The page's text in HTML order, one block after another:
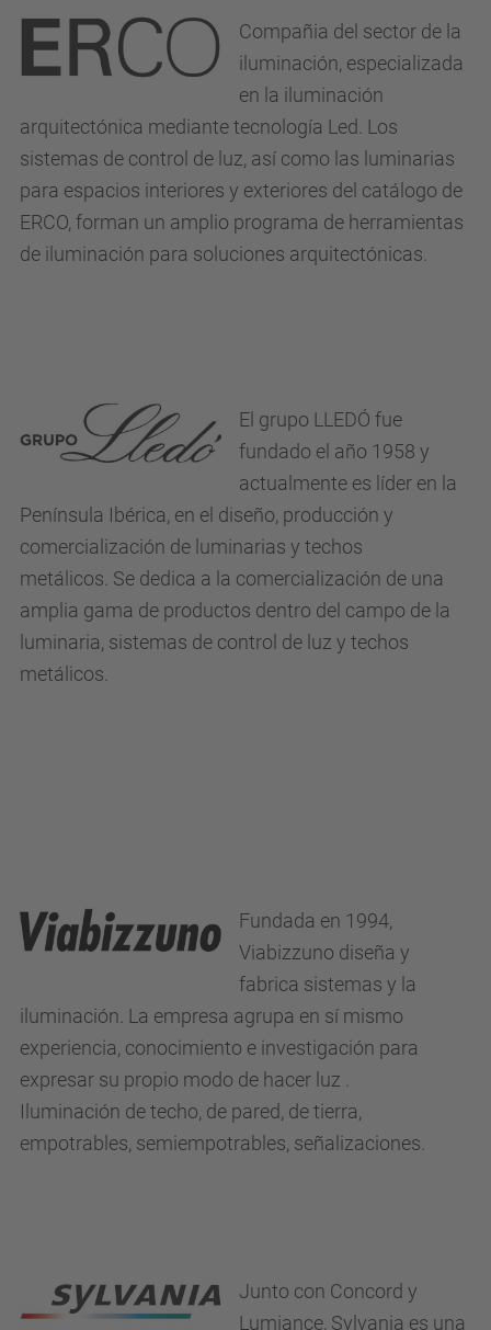
Compañia del sector de la
iluminación, especializada
en la iluminación
arquitectónica mediante tecnología Led. Los
sistemas de control de luz, así como las luminarias
para espacios interiores y exteriores del catálogo de
ERCO, forman un amplio programa de herramientas
de iluminación para soluciones arquitectónicas.
El grupo LLEDÓ fue
fundado el año 1958 y
actualmente es líder en la
Península Ibérica, en el diseño, producción y
comercialización de luminarias y techos
metálicos. Se dedica a la comercialización de una
amplia gama de productos dentro del campo de la
luminaria, sistemas de control de luz y techos
metálicos.
Fundada en 1994,
Viabizzuno diseña y
fabrica sistemas y la
iluminación. La empresa agrupa en sí mismo
experiencia, conocimiento e investigación para
expresar su propio modo de hacer luz .
Iluminación de techo, de pared, de tierra,
empotrables, semiempotrables, señalizaciones.
Junto con Concord y
Lumiance, Sylvania es una